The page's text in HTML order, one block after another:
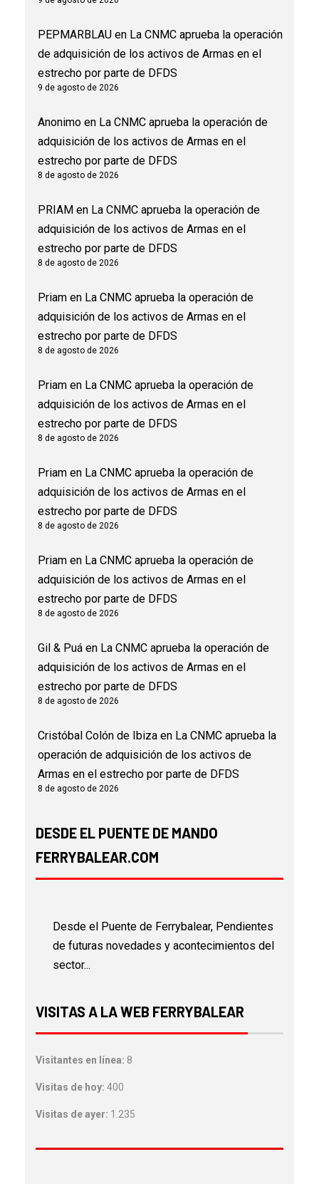
PEPMARBLAU en La CNMC aprueba la operación
de adquisición de los activos de Armas en el
estrecho por parte de DFDS
9 de agosto de 2026
Anonimo en La CNMC aprueba la operación de
adquisición de los activos de Armas en el
estrecho por parte de DFDS
8 de agosto de 2026
PRIAM en La CNMC aprueba la operación de
adquisición de los activos de Armas en el
estrecho por parte de DFDS
8 de agosto de 2026
Priam en La CNMC aprueba la operación de
adquisición de los activos de Armas en el
estrecho por parte de DFDS
8 de agosto de 2026
Priam en La CNMC aprueba la operación de
adquisición de los activos de Armas en el
estrecho por parte de DFDS
8 de agosto de 2026
Priam en La CNMC aprueba la operación de
adquisición de los activos de Armas en el
estrecho por parte de DFDS
8 de agosto de 2026
Priam en La CNMC aprueba la operación de
adquisición de los activos de Armas en el
estrecho por parte de DFDS
8 de agosto de 2026
Gil & Puá en La CNMC aprueba la operación de
adquisición de los activos de Armas en el
estrecho por parte de DFDS
8 de agosto de 2026
Cristóbal Colón de Ibiza en La CNMC aprueba la
operación de adquisición de los activos de
Armas en el estrecho por parte de DFDS
8 de agosto de 2026
DESDE EL PUENTE DE MANDO
FERRYBALEAR.COM
Desde el Puente de Ferrybalear, Pendientes
de futuras novedades y acontecimientos del
sector...
VISITAS A LA WEB FERRYBALEAR
Visitantes en línea: 8
Visitas de hoy: 400
Visitas de ayer: 1.235